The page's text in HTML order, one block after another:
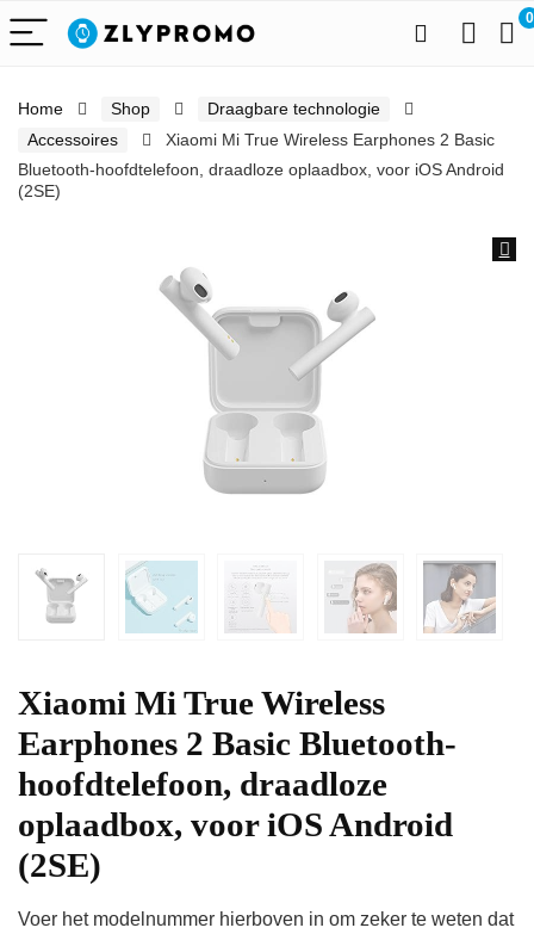
0
Home Shop
Draagbare technologie
Accessoires
Xiaomi Mi True Wireless Earphones 2 Basic
Bluetooth-hoofdtelefoon, draadloze oplaadbox, voor iOS Android
(2SE)
Xiaomi Mi True Wireless
Earphones 2 Basic Bluetooth-
hoofdtelefoon, draadloze
oplaadbox, voor iOS Android
(2SE)
Voer het modelnummer hierboven in om zeker te weten dat